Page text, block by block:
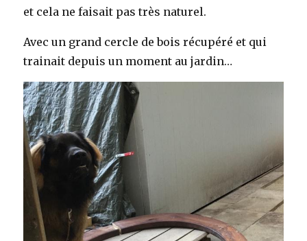
et cela ne faisait pas très naturel.
Avec un grand cercle de bois récupéré et qui
trainait depuis un moment au jardin…